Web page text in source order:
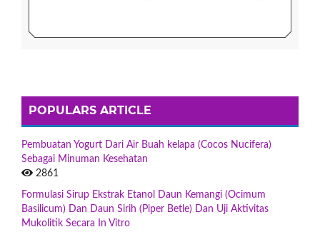
POPULARS ARTICLE
Pembuatan Yogurt Dari Air Buah kelapa (Cocos Nucifera)
Sebagai Minuman Kesehatan
2861
Formulasi Sirup Ekstrak Etanol Daun Kemangi (Ocimum
Basilicum) Dan Daun Sirih (Piper Betle) Dan Uji Aktivitas
Mukolitik Secara In Vitro